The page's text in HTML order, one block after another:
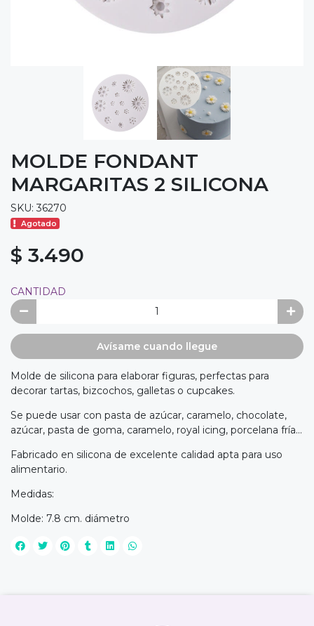
MOLDE FONDANT
MARGARITAS 2 SILICONA
SKU: 36270
Agotado
$ 3.490
CANTIDAD
Avísame cuando llegue
Molde de silicona para elaborar figuras, perfectas para
decorar tartas, bizcochos, galletas o cupcakes.
Se puede usar con pasta de azúcar, caramelo, chocolate,
azúcar, pasta de goma, caramelo, royal icing, porcelana fría...
Fabricado en silicona de excelente calidad apta para uso
alimentario.
Medidas:
Molde: 7.8 cm. diámetro